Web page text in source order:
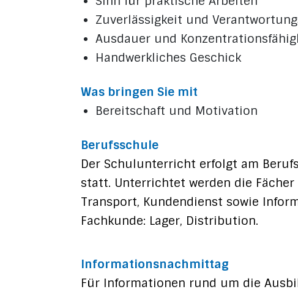
Zuverlässigkeit und
Ausdauer und
Handwerkliches Geschick
Was bringen Sie mit
Bereitschaft und Motivation
Berufsschule
Der Schulunterricht erfolgt am
statt. Unterrichtet werden die
Transport, Kundendienst sowie
Fachkunde: Lager, Distribution.
Informationsnachmittag
Für Informationen rund um die